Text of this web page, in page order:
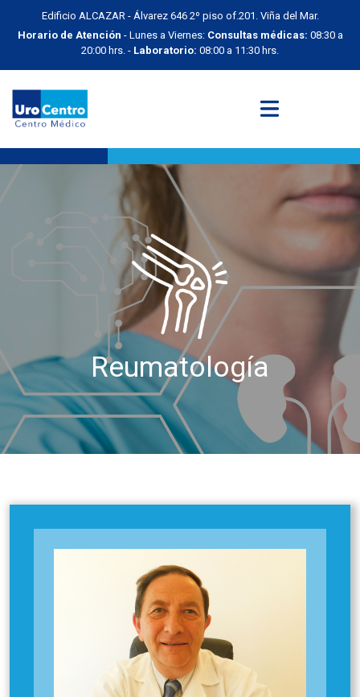
Edificio ALCAZAR - Álvarez 646 2º piso of.201. Viña del Mar.
Horario de Atención - Lunes a Viernes: Consultas médicas: 08:30 a
20:00 hrs. - Laboratorio: 08:00 a 11:30 hrs.
Reumatología